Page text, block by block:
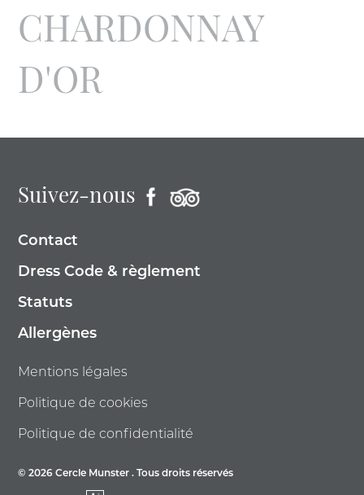
CHARDONNAY
D'OR
Suivez-nous
Contact
Dress Code & règlement
Statuts
Allergènes
Mentions légales
Politique de cookies
Politique de confidentialité
© 2026 Cercle Munster . Tous droits réservés